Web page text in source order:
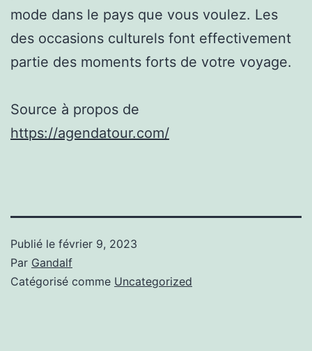
mode dans le pays que vous voulez. Les
des occasions culturels font effectivement
partie des moments forts de votre voyage.
Source à propos de
https://agendatour.com/
Publié le février 9, 2023
Par Gandalf
Catégorisé comme Uncategorized